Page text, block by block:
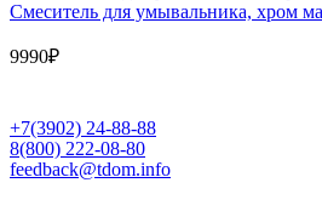
Cмеситель для умывальника, хром
9990₽
+7(3902) 24-88-88
8(800) 222-08-80
feedback@tdom.info